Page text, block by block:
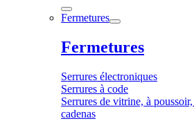
Fermetures
Fermetures
Serrures électroniques
Serrures à code
Serrures de vitrine, à
cadenas